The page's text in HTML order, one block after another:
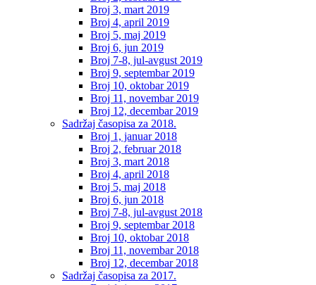
Broj 3, mart 2019
Broj 4, april 2019
Broj 5, maj 2019
Broj 6, jun 2019
Broj 7-8, jul-avgust 2019
Broj 9, septembar 2019
Broj 10, oktobar 2019
Broj 11, novembar 2019
Broj 12, decembar 2019
Sadržaj časopisa za 2018.
Broj 1, januar 2018
Broj 2, februar 2018
Broj 3, mart 2018
Broj 4, april 2018
Broj 5, maj 2018
Broj 6, jun 2018
Broj 7-8, jul-avgust 2018
Broj 9, septembar 2018
Broj 10, oktobar 2018
Broj 11, novembar 2018
Broj 12, decembar 2018
Sadržaj časopisa za 2017.